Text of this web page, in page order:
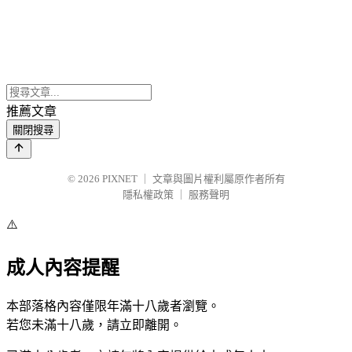
推薦文章
關閉搜尋
© 2026 PIXNET
文章與圖片權利屬原作者所有
隱私權政策
服務聲明
⚠️
成人內容提醒
本部落格內容僅限年滿十八歲者瀏覽。
若您未滿十八歲，請立即離開。